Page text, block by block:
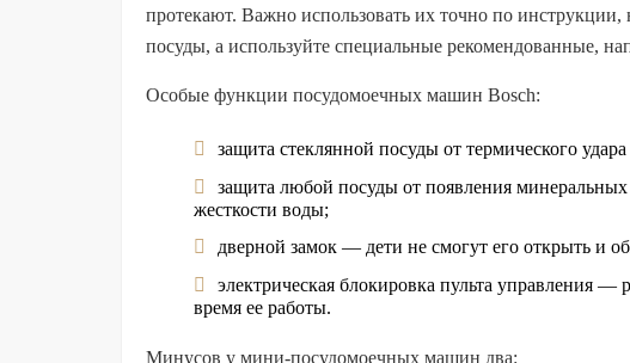
протекают. Важно использовать их точно по инструкции,
посуды, а используйте специальные рекомендованные,
Особые функции посудомоечных машин Bosch:
защита стеклянной посуды от термического
защита любой посуды от появления
жесткости воды;
дверной замок — дети не смогут его открыть и
электрическая блокировка пульта управления
время ее работы.
Минусов у мини-посудомоечных машин два: